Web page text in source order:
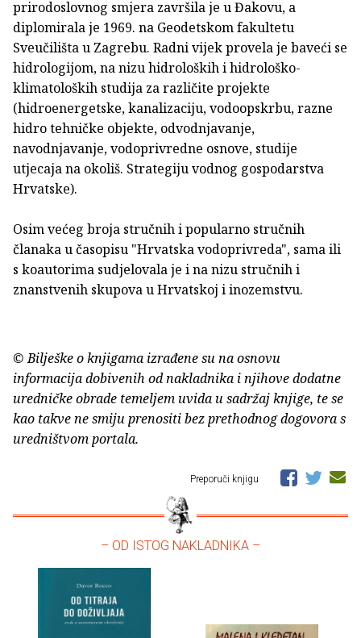
prirodoslovnog smjera završila je u Đakovu, a
diplomirala je 1969. na Geodetskom fakultetu
Sveučilišta u Zagrebu. Radni vijek provela je baveći se
hidrologijom, na nizu hidroloških i hidrološko-
klimatoloških studija za različite projekte
(hidroenergetske, kanalizaciju, vodoopskrbu, razne
hidro tehničke objekte, odvodnjavanje,
navodnjavanje, vodoprivredne osnove, studije
utjecaja na okoliš. Strategiju vodnog gospodarstva
Hrvatske).
Osim većeg broja stručnih i popularno stručnih
članaka u časopisu "Hrvatska vodoprivreda", sama ili
s koautorima sudjelovala je i na nizu stručnih i
znanstvenih skupova u Hrvatskoj i inozemstvu.
© Bilješke o knjigama izrađene su na osnovu
informacija dobivenih od nakladnika i njihove dodatne
uredničke obrade temeljem uvida u sadržaj knjige, te se
kao takve ne smiju prenositi bez prethodnog dogovora s
uredništvom portala.
Preporuči knjigu
– OD ISTOG NAKLADNIKA –